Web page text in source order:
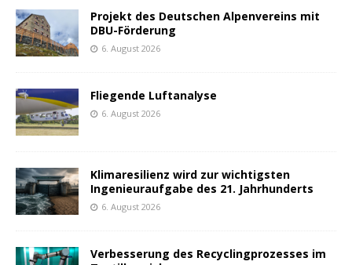
Projekt des Deutschen Alpenvereins mit
DBU-Förderung
6. August 2026
Fliegende Luftanalyse
6. August 2026
Klimaresilienz wird zur wichtigsten
Ingenieuraufgabe des 21. Jahrhunderts
6. August 2026
Verbesserung des Recyclingprozesses im